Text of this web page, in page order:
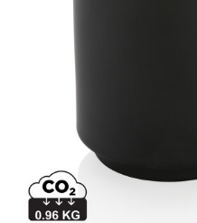
Kleding
Wellness
Gereedschap &